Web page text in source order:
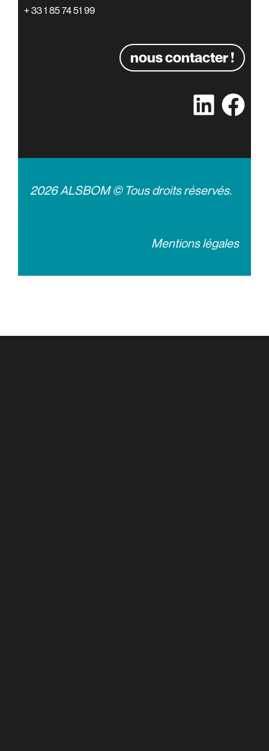
+ 33 1 85 74 51 99
nous contacter !
2026 ALSBOM © Tous droits réservés.
Mentions légales